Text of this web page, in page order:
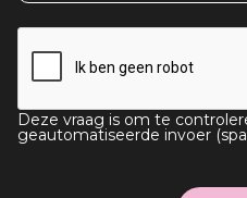
Deze vraag is om te
geautomatiseerde invoer